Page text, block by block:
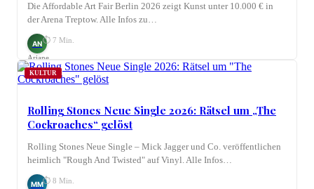
Die Affordable Art Fair Berlin 2026 zeigt Kunst unter 10.000 € in
der Arena Treptow. Alle Infos zu…
AN
Ariane
Nagel
⏱ 7 Min.
KULTUR
Rolling Stones Neue Single 2026: Rätsel um „The
Cockroaches“ gelöst
Rolling Stones Neue Single – Mick Jagger und Co. veröffentlichen
heimlich "Rough And Twisted" auf Vinyl. Alle Infos…
MM⏱ 8 Min.